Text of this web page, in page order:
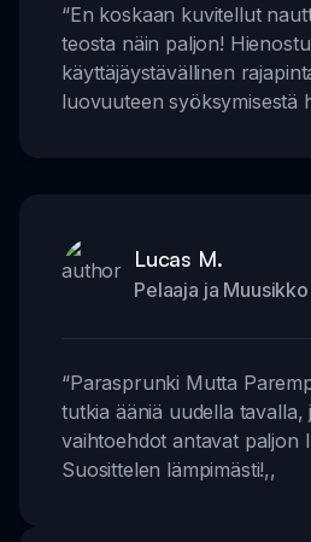
“En koskaan kuvitellut
teosta näin paljon!
käyttäjäystävällinen
luovuuteen syöksymisestä
Lucas M.
Pelaaja ja Muusikko
“Parasprunki Mutta
tutkia ääniä uudella tavalla,
vaihtoehdot antavat paljon
Suosittelen lämpimästi!,,